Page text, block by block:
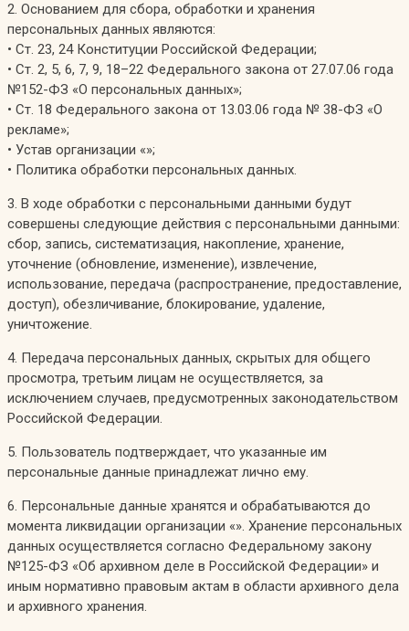
2. Основанием для сбора, обработки и хранения
персональных данных являются:
• Ст. 23, 24 Конституции Российской Федерации;
• Ст. 2, 5, 6, 7, 9, 18–22 Федерального закона от 27.07.06 года
№152-ФЗ «О персональных данных»;
• Ст. 18 Федерального закона от 13.03.06 года № 38-ФЗ «О
рекламе»;
• Устав организации «»;
• Политика обработки персональных данных.
3. В ходе обработки с персональными данными будут
совершены следующие действия с персональными данными:
сбор, запись, систематизация, накопление, хранение,
уточнение (обновление, изменение), извлечение,
использование, передача (распространение, предоставление,
доступ), обезличивание, блокирование, удаление,
уничтожение.
4. Передача персональных данных, скрытых для общего
просмотра, третьим лицам не осуществляется, за
исключением случаев, предусмотренных законодательством
Российской Федерации.
5. Пользователь подтверждает, что указанные им
персональные данные принадлежат лично ему.
6. Персональные данные хранятся и обрабатываются до
момента ликвидации организации «». Хранение персональных
данных осуществляется согласно Федеральному закону
№125-ФЗ «Об архивном деле в Российской Федерации» и
иным нормативно правовым актам в области архивного дела
и архивного хранения.